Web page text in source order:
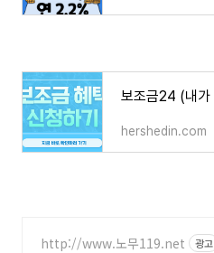
hershedin.com
http://www.노무119.net 광고